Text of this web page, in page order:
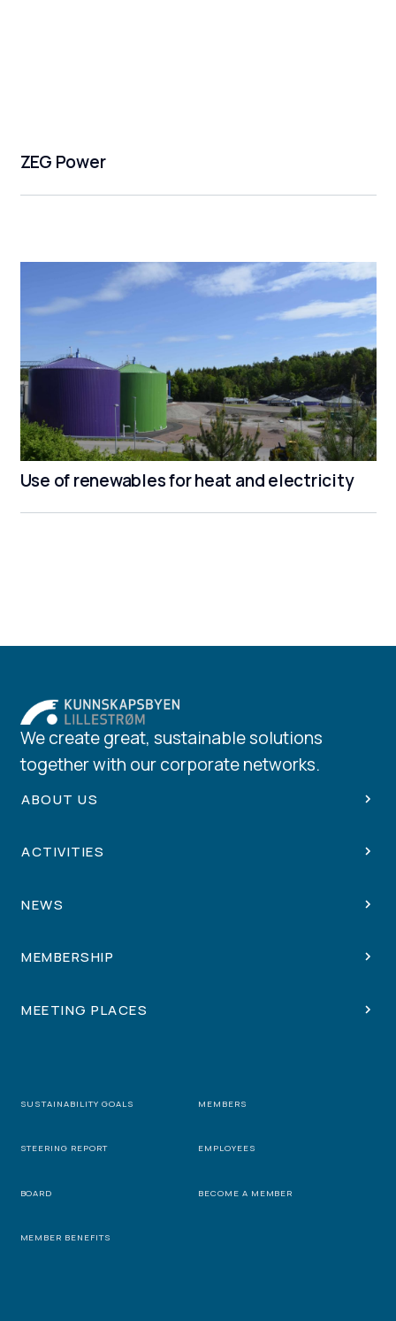
ZEG Power
Use of renewables for heat and electricity
We create great, sustainable solutions
together with our corporate networks.
ABOUT US
ACTIVITIES
NEWS
MEMBERSHIP
MEETING PLACES
SUSTAINABILITY GOALS MEMBERS
STEERING REPORT EMPLOYEES
BOARD BECOME A MEMBER
MEMBER BENEFITS